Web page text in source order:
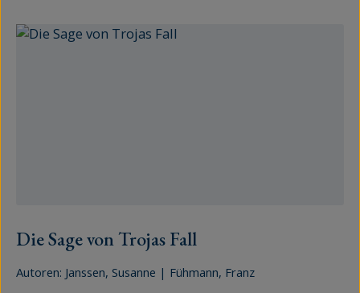
Bildergalerie überspringen
Die Sage von Trojas Fall
Autoren: Janssen, Susanne | Fühmann, Franz